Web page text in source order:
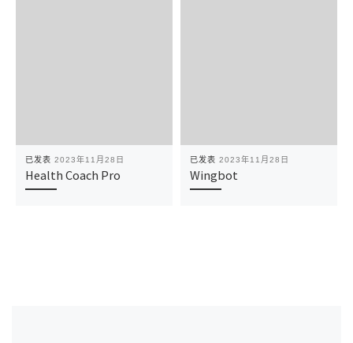
已发表 2023年11月28日
Health Coach Pro
已发表 2023年11月28日
Wingbot